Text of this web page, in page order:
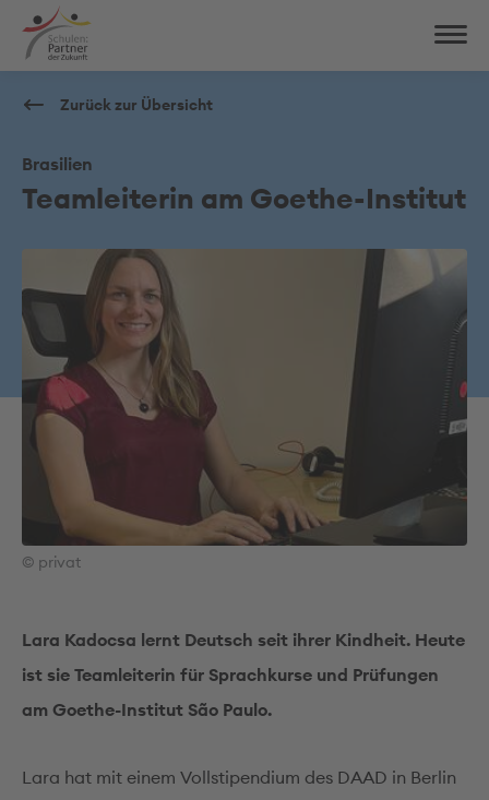
Zurück zur Übersicht
Brasilien
Teamleiterin am Goethe-Institut
© privat
Lara Kadocsa lernt Deutsch seit ihrer Kindheit. Heute
ist sie Teamleiterin für Sprachkurse und Prüfungen
am Goethe-Institut São Paulo.
Lara hat mit einem Vollstipendium des DAAD in Berlin